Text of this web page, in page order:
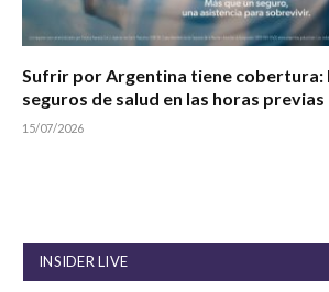
Sufrir por Argentina tiene cobertura:
seguros de salud en las horas
15/07/2026
INSIDER LIVE